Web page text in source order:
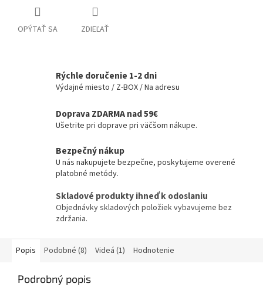
OPÝTAŤ SA ZDIEĽAŤ
Rýchle doručenie 1-2 dni
Výdajné miesto / Z-BOX / Na adresu
Doprava ZDARMA nad 59€
Ušetrite pri doprave pri väčšom nákupe.
Bezpečný nákup
U nás nakupujete bezpečne, poskytujeme overené
platobné metódy.
Skladové produkty ihneď k odoslaniu
Objednávky skladových položiek vybavujeme bez
zdržania.
Popis Podobné (8) Videá (1) Hodnotenie
Podrobný popis